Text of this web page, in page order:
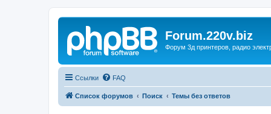
Forum.220v.biz
Форум 3д принтеров, радио
Ссылки FAQ
Список форумов Поиск Темы без ответов